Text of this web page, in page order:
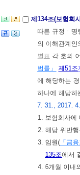
제134조(보험회
따른 규정ㆍ명
의 이해관계
별표 각 호의
법률」
제51조
에 해당하는
하나에 해당
7. 31., 2017.
1. 보험회사에
2. 해당 위반
3. 임원( 「금
135조에서
4. 6개월 이내